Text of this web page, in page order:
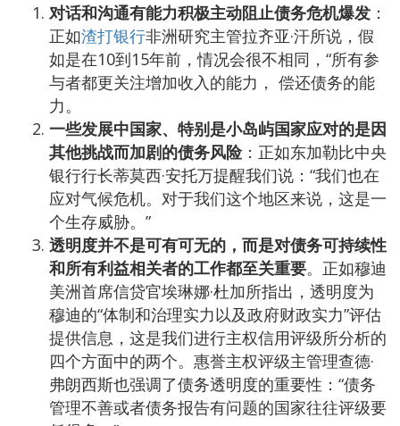
对话和沟通有能力积极主动阻止债务危机爆发 ：
正如渣打银行非洲研究主管拉齐亚·汗所说，假
如是在10到15年前，情况会很不相同，“所有参
与者都更关注增加收入的能力， 偿还债务的能
力。
一些发展中国家、特别是小岛屿国家应对的是因
其他挑战而加剧的债务风险：正如东加勒比中央
银行行长蒂莫西·安托万提醒我们说：“我们也在
应对气候危机。对于我们这个地区来说，这是一
个生存威胁。”
透明度并不是可有可无的，而是对债务可持续性
和所有利益相关者的工作都至关重要。正如穆迪
美洲首席信贷官埃琳娜·杜加所指出，透明度为
穆迪的“体制和治理实力以及政府财政实力”评估
提供信息，这是我们进行主权信用评级所分析的
四个方面中的两个。惠誉主权评级主管理查德·
弗朗西斯也强调了债务透明度的重要性：“债务
管理不善或者债务报告有问题的国家往往评级要